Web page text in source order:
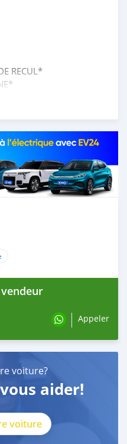
RECUL*
Appeler
voiture?
aider!
voiture